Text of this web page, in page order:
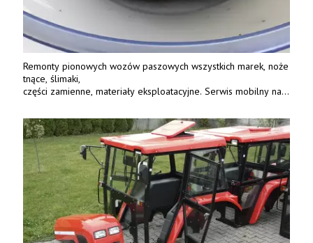
Remonty pionowych wozów paszowych wszystkich marek, noże
tnące, ślimaki,
części zamienne, materiały eksploatacyjne. Serwis mobilny na
Tel.: 61 285 38 61, 603 626 688.